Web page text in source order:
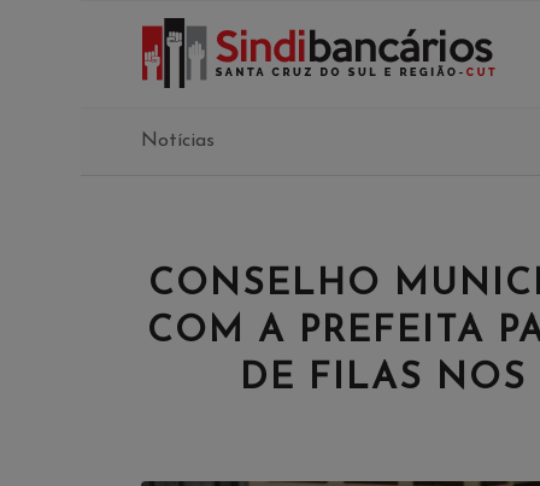
Notícias
CONSELHO
COM A PREFEITA
DE FILAS NOS